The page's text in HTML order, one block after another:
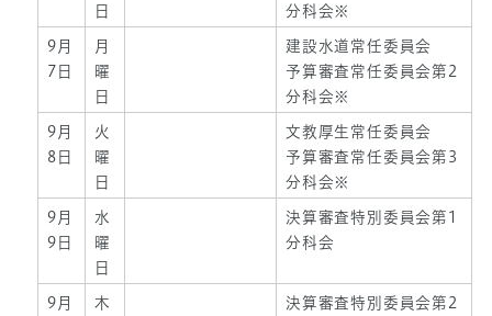
日
分科会※
9月
7日
月
曜
日
建設水道常任委員会
予算審査常任委員会第2
分科会※
9月
8日
火
曜
日
文教厚生常任委員会
予算審査常任委員会第3
分科会※
9月
9日
水
曜
日
決算審査特別委員会第1
分科会
9月
木
決算審査特別委員会第2